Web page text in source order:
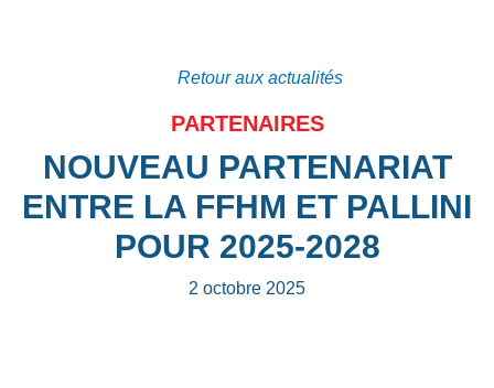
Retour aux actualités
PARTENAIRES
NOUVEAU PARTENARIAT
ENTRE LA FFHM ET PALLINI
POUR 2025-2028
2 octobre 2025